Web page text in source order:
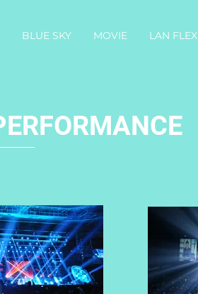
BLUE SKY MOVIE LAN FLEX